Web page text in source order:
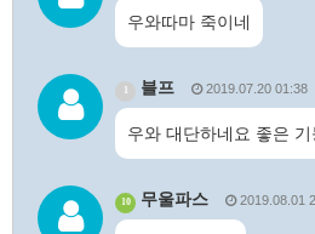
우와따마 죽이네
블프 2019.07.20 01:38
우와 대단하네요 좋은
10 무울파스 2019.08.01